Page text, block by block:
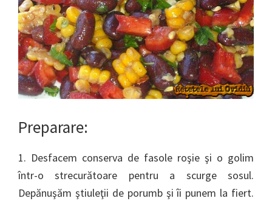
Preparare:
1. Desfacem conserva de fasole roşie şi o golim
într-o strecurătoare pentru a scurge sosul.
Depănuşăm ştiuleţii de porumb şi îi punem la fiert.